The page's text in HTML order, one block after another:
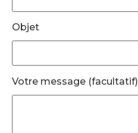
Objet
Votre message (facultatif)